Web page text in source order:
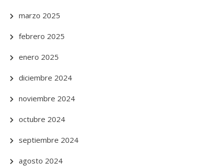
marzo 2025
febrero 2025
enero 2025
diciembre 2024
noviembre 2024
octubre 2024
septiembre 2024
agosto 2024